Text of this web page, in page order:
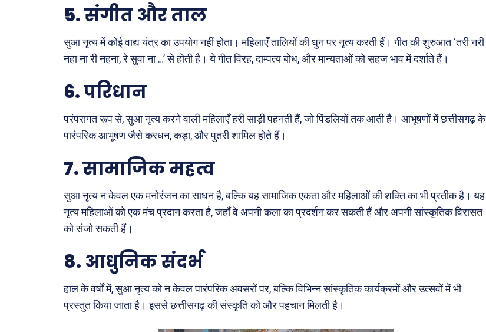
About Us Privacy Policy
5.संगीत और ताल
सुआ नृत्य में कोई वाद्य यंत्र का उपयोग नहीं होता। महिलाएँ तालियों की धुन पर नृत्य करती हैं। गीत की शुरुआत ‘तरी नरी
नहा ना री नहना, रे सुवा ना …’ से होती है। ये गीत विरह, दाम्पत्य बोध, और मान्यताओं को सहज भाव में दर्शाते हैं।
6.परिधान
परंपरागत रूप से, सुआ नृत्य करने वाली महिलाएँ हरी साड़ी पहनती हैं, जो पिंडलियों तक आती है। आभूषणों में छत्तीसगढ़ के
पारंपरिक आभूषण जैसे करधन, कड़ा, और पुतरी शामिल होते हैं।
7.सामाजिक महत्व
सुआ नृत्य न केवल एक मनोरंजन का साधन है, बल्कि यह सामाजिक एकता और महिलाओं की शक्ति का भी प्रतीक है। यह
नृत्य महिलाओं को एक मंच प्रदान करता है, जहाँ वे अपनी कला का प्रदर्शन कर सकती हैं और अपनी सांस्कृतिक विरासत
को संजो सकती हैं।
8. आधुनिक संदर्भ
हाल के वर्षों में, सुआ नृत्य को न केवल पारंपरिक अवसरों पर, बल्कि विभिन्न सांस्कृतिक कार्यक्रमों और उत्सवों में भी
प्रस्तुत किया जाता है। इससे छत्तीसगढ़ की संस्कृति को और पहचान मिलती है।